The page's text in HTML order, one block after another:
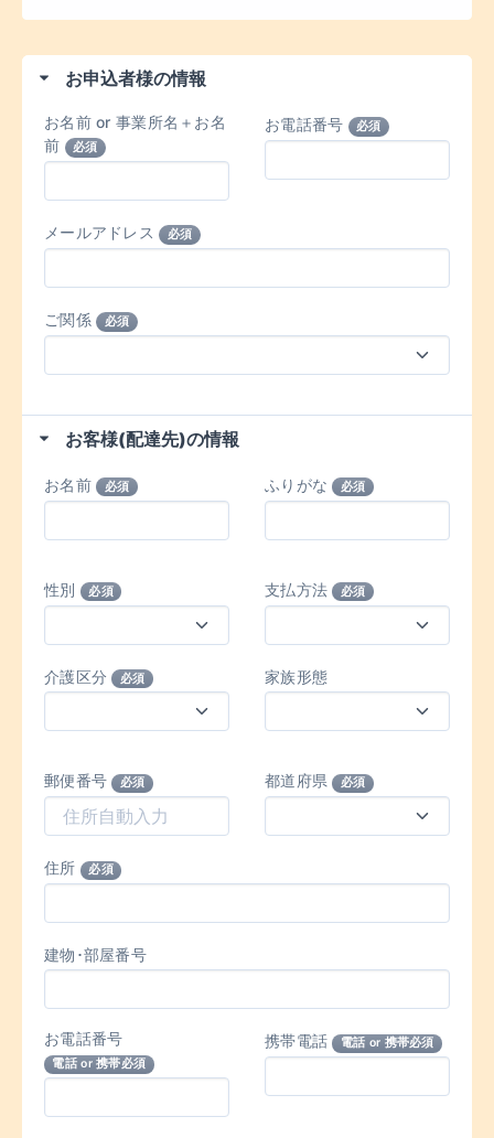
お申込者様の情報
お名前 or 事業所名＋お名
前
必須
お電話番号 必須
メールアドレス 必須
ご関係 必須
お客様(配達先)の情報
お名前 必須 ふりがな 必須
性別 必須 支払方法 必須
介護区分 必須 家族形態
郵便番号 必須 都道府県 必須
住所 必須
建物･部屋番号
お電話番号
電話 or 携帯必須
携帯電話 電話 or 携帯必須